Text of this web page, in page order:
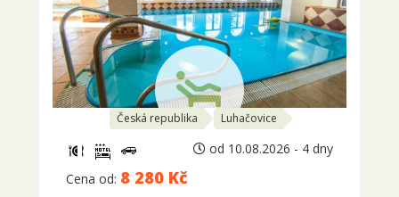
Česká republika Luhačovice
od 10.08.2026 - 4 dny
Cena od: 8 280 Kč